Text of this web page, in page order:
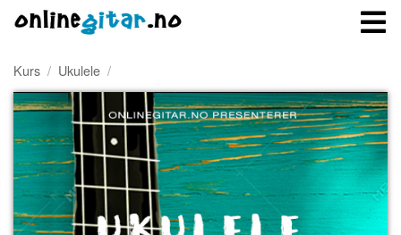
Meny
Bli medlem
Kurs / Ukulele /